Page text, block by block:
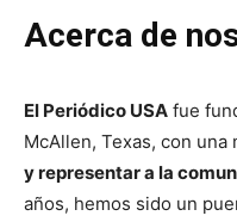
Acerca de
El Periódico USA fue
McAllen, Texas, con una
y representar a la
años, hemos sido un